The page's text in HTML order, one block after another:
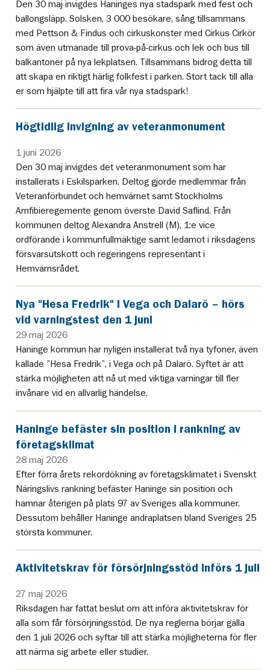
Den 30 maj invigdes Haninges nya stadspark med fest och
ballongsläpp. Solsken, 3 000 besökare, sång tillsammans
med Pettson & Findus och cirkuskonster med Cirkus Cirkör
som även utmanade till prova-på-cirkus och lek och bus till
balkantoner på nya lekplatsen. Tillsammans bidrog detta till
att skapa en riktigt härlig folkfest i parken. Stort tack till alla
er som hjälpte till att fira vår nya stadspark!
Högtidlig invigning av veteranmonument
1 juni 2026
Den 30 maj invigdes det veteranmonument som har
installerats i Eskilsparken. Deltog gjorde medlemmar från
Veteranförbundet och hemvärnet samt Stockholms
Amfibieregemente genom överste David Saflind. Från
kommunen deltog Alexandra Anstrell (M), 1:e vice
ordförande i kommunfullmäktige samt ledamot i riksdagens
försvarsutskott och regeringens representant i
Hemvärnsrådet.
Nya "Hesa Fredrik" i Vega och Dalarö – hörs
vid varningstest den 1 juni
29 maj 2026
Haninge kommun har nyligen installerat två nya tyfoner, även
kallade ”Hesa Fredrik”, i Vega och på Dalarö. Syftet är att
stärka möjligheten att nå ut med viktiga varningar till fler
invånare vid en allvarlig händelse.
Haninge befäster sin position i rankning av
företagsklimat
28 maj 2026
Efter förra årets rekordökning av företagsklimatet i Svenskt
Näringslivs rankning befäster Haninge sin position och
hamnar återigen på plats 97 av Sveriges alla kommuner.
Dessutom behåller Haninge andraplatsen bland Sveriges 25
största kommuner.
Aktivitetskrav för försörjningsstöd införs 1 juli
27 maj 2026
Riksdagen har fattat beslut om att införa aktivitetskrav för
alla som får försörjningsstöd. De nya reglerna börjar gälla
den 1 juli 2026 och syftar till att stärka möjligheterna för fler
att närma sig arbete eller studier.